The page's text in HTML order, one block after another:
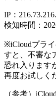
IP：
検知時間：
※iCloudプラ
すと、不審な
恐れ入ります
再度お試しく
（参考）